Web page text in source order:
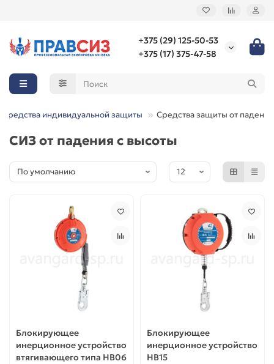
+375 (29) 125-50-53
+375 (17) 375-47-58
Средства индивидуальной защиты Средства защиты от падений
СИЗ от падения с высоты
Блокирующее
инерционное устройство
втягивающего типа НВ06
Блокирующее
инерционное устройство
НВ15